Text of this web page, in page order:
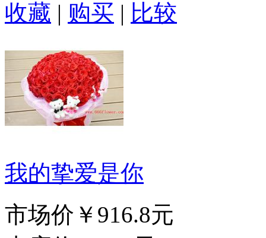
收藏 | 购买 | 比较
我的挚爱是你
市场价 ￥916.8元